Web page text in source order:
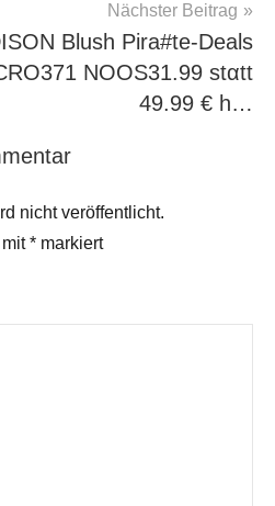
Nächster Beitrag
Blush Pira#te-Deals
NOOS31.99 stαtt
49.99 € h…
nicht veröffentlicht.
* markiert